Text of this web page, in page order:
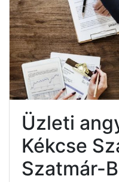
Üzleti
Kékcse
Szatmár-